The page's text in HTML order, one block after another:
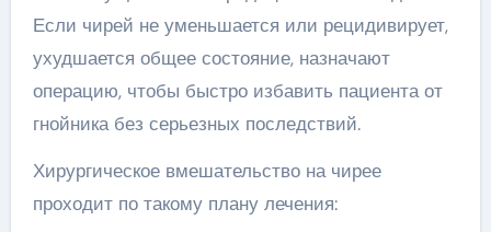
Если чирей не уменьшается или рецидивирует,
ухудшается общее состояние, назначают
операцию, чтобы быстро избавить пациента от
гнойника без серьезных последствий.
Хирургическое вмешательство на чирее
проходит по такому плану лечения: